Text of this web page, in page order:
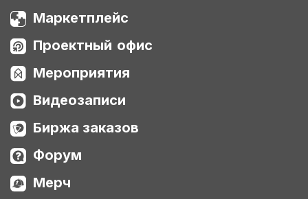
Маркетплейс
Проектный офис
Мероприятия
Видеозаписи
Биржа заказов
Форум
Мерч